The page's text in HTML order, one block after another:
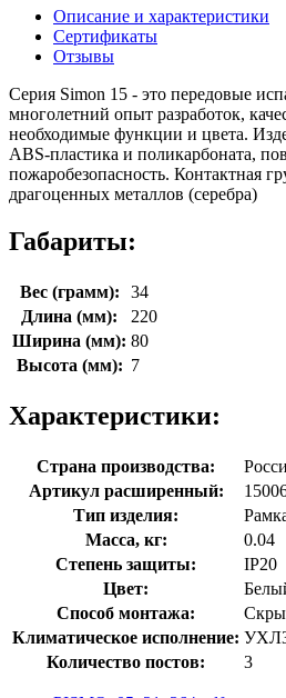
Описание и характеристики
Сертификаты
Отзывы
Серия Simon 15 - это передовые
многолетний опыт разработок,
необходимые функции и цвета.
ABS-пластика и поликарбоната,
пожаробезопасность. Контактная
драгоценных металлов (серебра)
Габариты:
Вес (грамм):
34
Длина (мм):
220
Ширина (мм): 80
Высота (мм): 7
Характеристики:
Страна производства:
Артикул расширенный:
Тип изделия:
Масса, кг:
0.04
Степень защиты:
IP20
Цвет:
Способ монтажа:
Климатическое исполнение:
Количество постов:
3